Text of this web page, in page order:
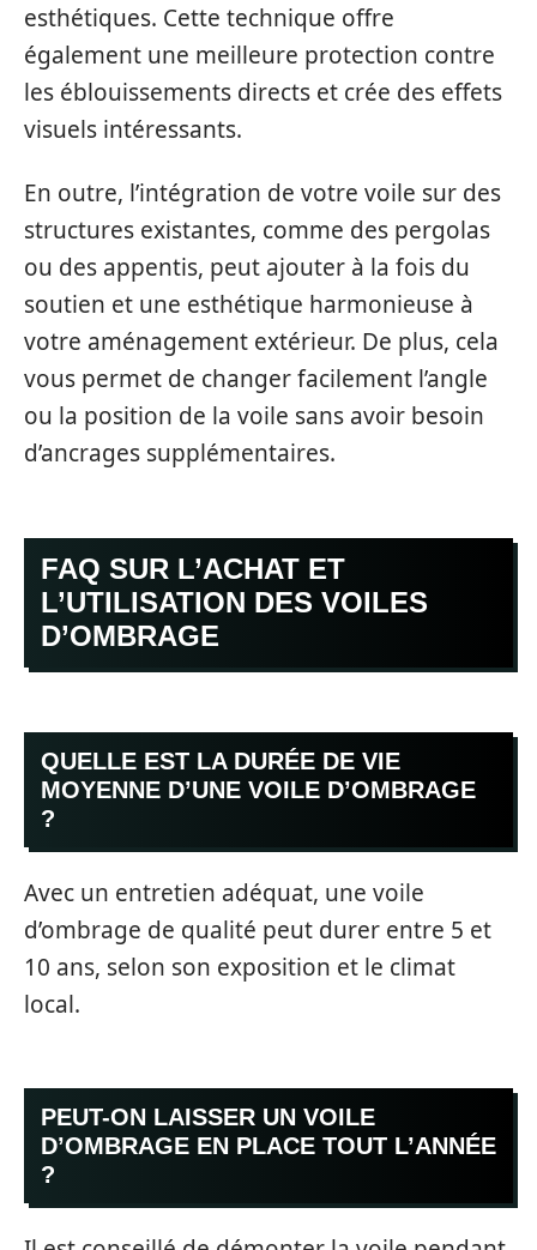
esthétiques. Cette technique offre
également une meilleure protection contre
les éblouissements directs et crée des effets
visuels intéressants.
En outre, l’intégration de votre voile sur des
structures existantes, comme des pergolas
ou des appentis, peut ajouter à la fois du
soutien et une esthétique harmonieuse à
votre aménagement extérieur. De plus, cela
vous permet de changer facilement l’angle
ou la position de la voile sans avoir besoin
d’ancrages supplémentaires.
FAQ SUR L’ACHAT ET
L’UTILISATION DES VOILES
D’OMBRAGE
QUELLE EST LA DURÉE DE VIE
MOYENNE D’UNE VOILE D’OMBRAGE
?
Avec un entretien adéquat, une voile
d’ombrage de qualité peut durer entre 5 et
10 ans, selon son exposition et le climat
local.
PEUT-ON LAISSER UN VOILE
D’OMBRAGE EN PLACE TOUT L’ANNÉE
?